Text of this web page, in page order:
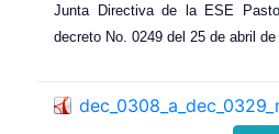
Junta Directiva de la ESE
decreto No. 0249 del 25 de abril de